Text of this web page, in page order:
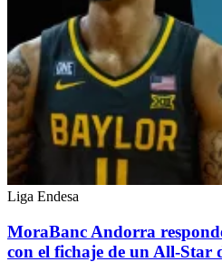
Liga Endesa
MoraBanc Andorra
con el fichaje de un All-Star